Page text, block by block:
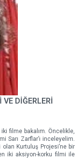
DİĞERLERİ
filme bakalım. Öncelikle,
Sarı Zarflar’ı inceleyelim.
Kurtuluş Projesi’ne bir
iki aksiyon-korku filmi ile